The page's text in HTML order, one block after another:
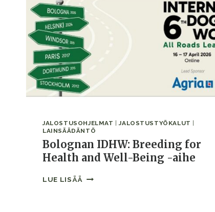
JALOSTUSOHJELMAT |JALOSTUSTYÖKALUT
LAINSÄÄDÄNTÖ
Bolognan IDHW: Breeding for
Health and Well-Being -aihe
LUE LISÄÄ BOLOGNAN